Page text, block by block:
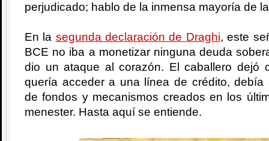
perjudicado; hablo de la inmensa mayoría de
En la segunda declaración de Draghi, este
BCE no iba a monetizar ninguna deuda
dio un ataque al corazón. El caballero dejó
quería acceder a una línea de crédito, debía
de fondos y mecanismos creados en los
menester. Hasta aquí se entiende.